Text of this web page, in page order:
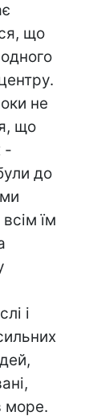
що
не
що
-
до
їм
і
море.